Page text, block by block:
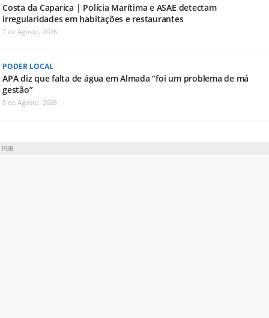
Costa da Caparica | Polícia Marítima e ASAE detectam
irregularidades em habitações e restaurantes
7 de Agosto, 2026
PODER LOCAL
APA diz que falta de água em Almada “foi um problema de má
gestão”
5 de Agosto, 2026
PUB